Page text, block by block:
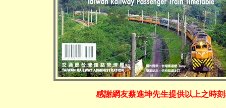
感謝網友蔡進坤先生提供以上之時